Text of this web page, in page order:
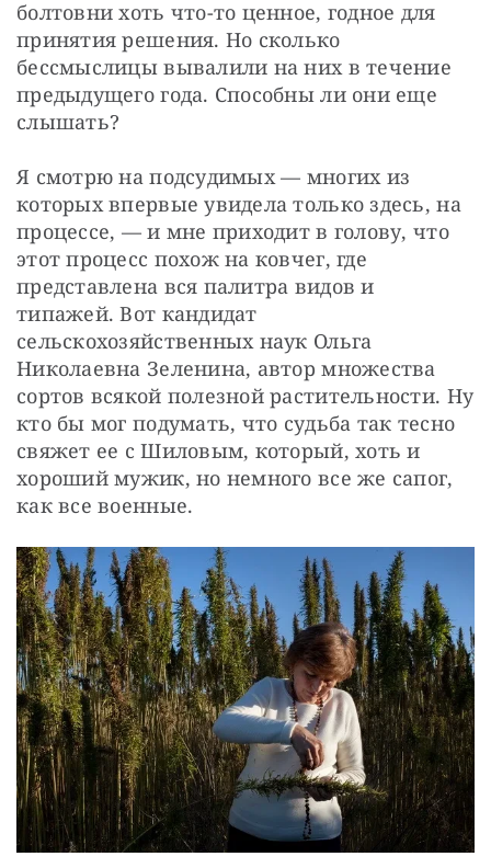
болтовни хоть что-то ценное, годное для
принятия решения. Но сколько
бессмыслицы вывалили на них в течение
предыдущего года. Способны ли они еще
слышать?
Я смотрю на подсудимых — ​многих из
которых впервые увидела только здесь, на
процессе, — ​и мне приходит в голову, что
этот процесс похож на ковчег, где
представлена вся палитра видов и
типажей. Вот кандидат
сельскохозяйственных наук Ольга
Николаевна Зеленина, автор множества
сортов всякой полезной растительности. Ну
кто бы мог подумать, что судьба так тесно
свяжет ее с Шиловым, который, хоть и
хороший мужик, но немного все же сапог,
как все военные.